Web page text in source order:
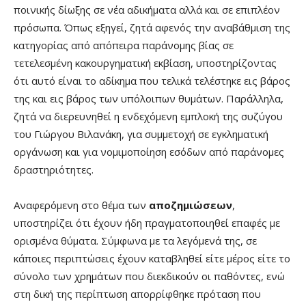
ποινικής δίωξης σε νέα αδικήματα αλλά και σε επιπλέον
πρόσωπα. Όπως εξηγεί, ζητά αφενός την αναβάθμιση της
κατηγορίας από απόπειρα παράνομης βίας σε
τετελεσμένη κακουργηματική εκβίαση, υποστηρίζοντας
ότι αυτό είναι το αδίκημα που τελικά τελέστηκε εις βάρος
της και εις βάρος των υπόλοιπων θυμάτων. Παράλληλα,
ζητά να διερευνηθεί η ενδεχόμενη εμπλοκή της συζύγου
του Γιώργου Βιλανάκη, για συμμετοχή σε εγκληματική
οργάνωση και για νομιμοποίηση εσόδων από παράνομες
δραστηριότητες.
Αναφερόμενη στο θέμα των αποζημιώσεων,
υποστηρίζει ότι έχουν ήδη πραγματοποιηθεί επαφές με
ορισμένα θύματα. Σύμφωνα με τα λεγόμενά της, σε
κάποιες περιπτώσεις έχουν καταβληθεί είτε μέρος είτε το
σύνολο των χρημάτων που διεκδικούν οι παθόντες, ενώ
στη δική της περίπτωση απορρίφθηκε πρόταση που